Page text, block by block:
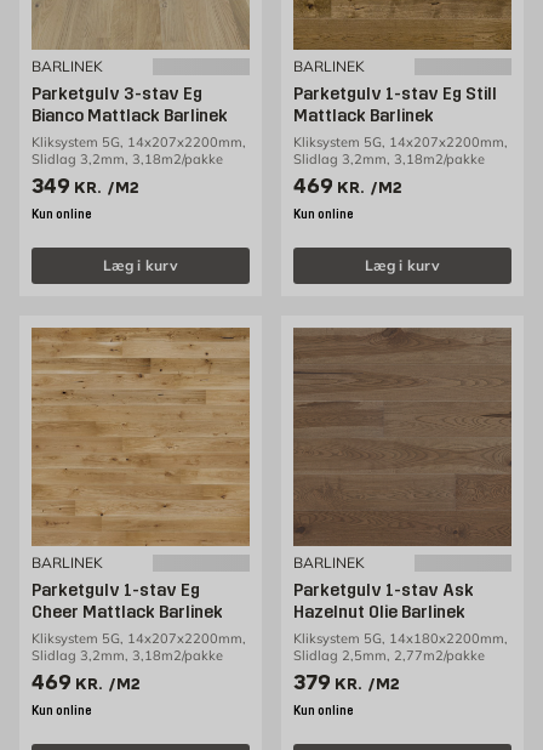
BARLINEK
Parketgulv 3-stav Eg
Bianco Mattlack Barlinek
Kliksystem 5G, 14x207x2200mm,
Slidlag 3,2mm, 3,18m2/pakke
Pris 349 kr. /m2
349 KR. /M2
Kun online
Læg i kurv
BARLINEK
Parketgulv 1-stav Eg Still
Mattlack Barlinek
Kliksystem 5G, 14x207x2200mm,
Slidlag 3,2mm, 3,18m2/pakke
Pris 469 kr. /m2
469 KR. /M2
Kun online
Læg i kurv
BARLINEK
Parketgulv 1-stav Eg
Cheer Mattlack Barlinek
Kliksystem 5G, 14x207x2200mm,
Slidlag 3,2mm, 3,18m2/pakke
Pris 469 kr. /m2
469 KR. /M2
Kun online
BARLINEK
Parketgulv 1-stav Ask
Hazelnut Olie Barlinek
Kliksystem 5G, 14x180x2200mm,
Slidlag 2,5mm, 2,77m2/pakke
Pris 379 kr. /m2
379 KR. /M2
Kun online